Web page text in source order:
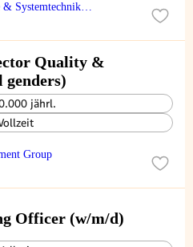
Systemtechnik
Quality &
genders)
jährl.
Group
Officer (w/m/d)